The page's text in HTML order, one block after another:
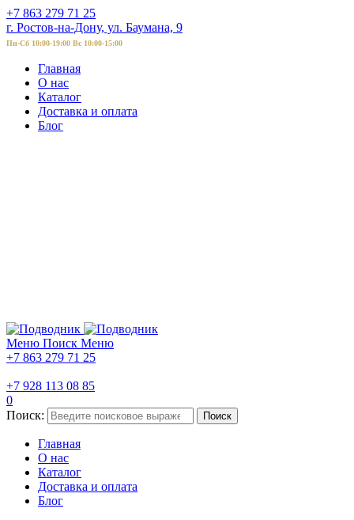
+7 863 279 71 25
г. Ростов-на-Дону, ул. Баумана, 9
Пн-Сб 10:00-19:00 Вс 10:00-15:00
Главная
О нас
Каталог
Доставка и оплата
Блог
Меню Поиск Меню
+7 863 279 71 25
+7 928 113 08 85
0
Поиск:
Поиск
Главная
О нас
Каталог
Доставка и оплата
Блог